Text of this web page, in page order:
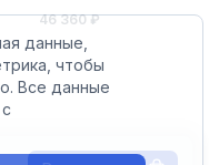
46 360 ₽
данные,
чтобы
Все данные